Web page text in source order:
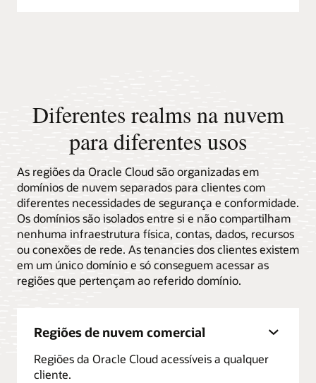
África
Ásia-
Diferentes realms na nuvem
para diferentes usos
As regiões da Oracle Cloud são organizadas em
domínios de nuvem separados para clientes com
diferentes necessidades de segurança e conformidade.
Os domínios são isolados entre si e não compartilham
nenhuma infraestrutura física, contas, dados, recursos
ou conexões de rede. As tenancies dos clientes existem
em um único domínio e só conseguem acessar as
regiões que pertençam ao referido domínio.
Regiões de nuvem comercial
Regiões da Oracle Cloud acessíveis a qualquer
cliente.